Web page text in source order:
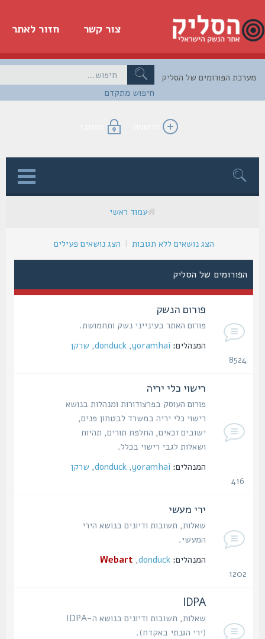
חזור לאתר צור קשר
חיפוש מתקדם
הפורומים של הסליק
הרשמה התחבר
עמוד ראשי
הצג נושאים ללא תגובות | הצג נושאים פעילים
הפורומים של הסליק
פורום הנשק
פורום האתר בעינייני נשק ותחמושת.
המנהלים: yoramhai
,
donduck
,שרקן
8524
רישוי כלי יריה
פורום העוסק בפרצודורות ומנהלות בנושא
רישוי כלי יריה במשרד לבטחון פנים,
ישובים זכאים, החלפת תורים, תהיות
ושאלות לגבי רישוי בכלל.
המנהלים: yoramhai
,
donduck
,שרקן
ירי מעשי
שאלות, תשובות ודיונים בנושא הירי
המעשי.
המנהלים: donduck
,
Webart
IDPA
שאלות, תשובות ודיונים בנושא ה-IDPA
(ירי הגנתי באקדח).